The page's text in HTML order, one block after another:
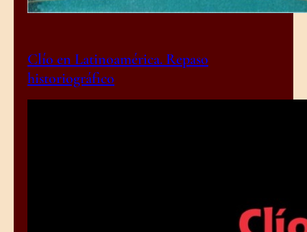
Clío en Latinoamérica. Repaso
historiográfico